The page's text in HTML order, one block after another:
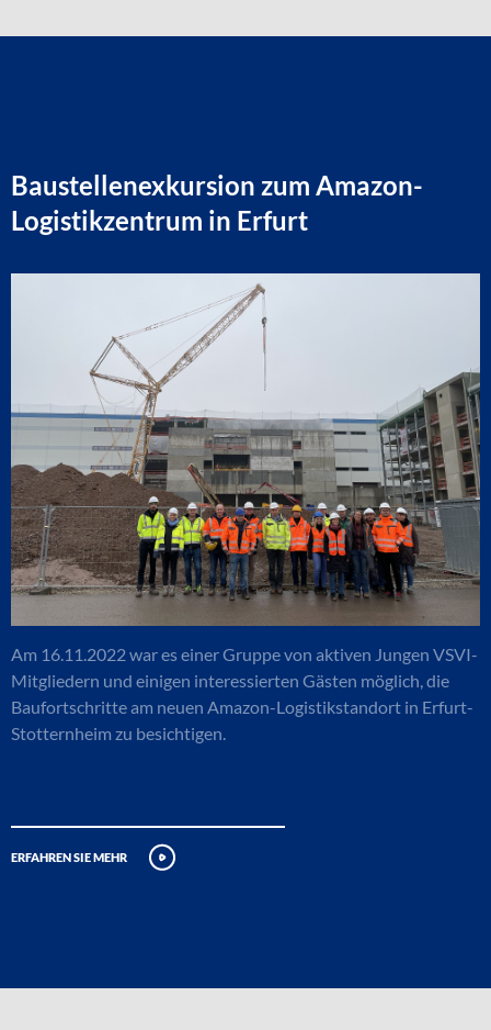
Baustellenexkursion zum Amazon-
Logistikzentrum in Erfurt
Am 16.11.2022 war es einer Gruppe von aktiven Jungen VSVI-
Mitgliedern und einigen interessierten Gästen möglich, die
Baufortschritte am neuen Amazon-Logistikstandort in Erfurt-
Stotternheim zu besichtigen.
erfahren sie mehr